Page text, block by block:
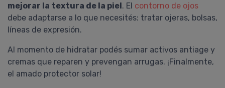
mejorar la textura de la piel. El contorno de ojos
debe adaptarse a lo que necesités: tratar ojeras, bolsas,
líneas de expresión.
Al momento de hidratar podés sumar activos antiage y
cremas que reparen y prevengan arrugas. ¡Finalmente,
el amado protector solar!